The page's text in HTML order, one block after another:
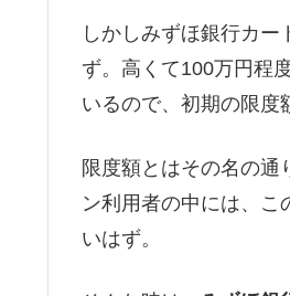
しかしみずほ銀行カ
ず。高くて100万円程
いるので、初期の限度
限度額とはその名の通
ン利用者の中には、こ
いはず。